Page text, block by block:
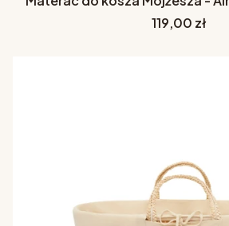
Cena
119,00 zł